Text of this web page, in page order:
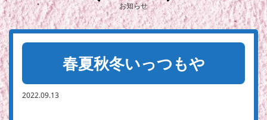
お知らせ
春夏秋冬いっつもや
2022.09.13